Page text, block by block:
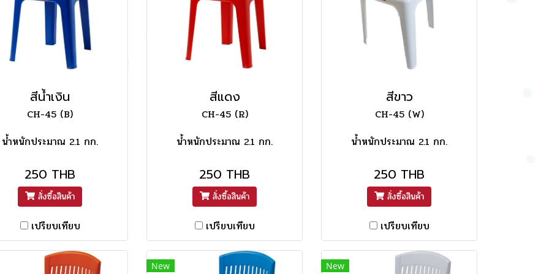
สีน้ำเงิน
CH-45 (B)
น้ำหนักประมาณ 2.1 กก.
250 THB
สั่งซื้อสินค้า
เปรียบเทียบ
สีแดง
CH-45 (R)
น้ำหนักประมาณ 2.1 กก.
250 THB
สั่งซื้อสินค้า
เปรียบเทียบ
สีขาว
CH-45 (W)
น้ำหนักประมาณ 2.1 กก.
250 THB
สั่งซื้อสินค้า
เปรียบเทียบ
New New